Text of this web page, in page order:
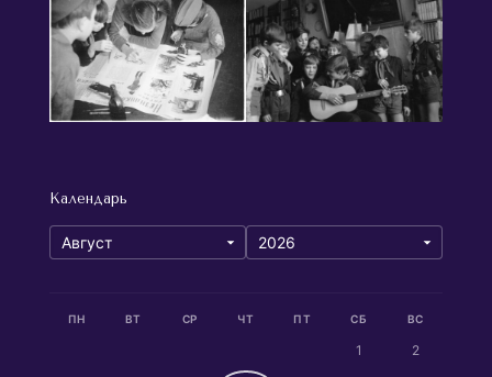
Календарь
ПН ВТ СР ЧТ ПТ СБ ВС
1 2